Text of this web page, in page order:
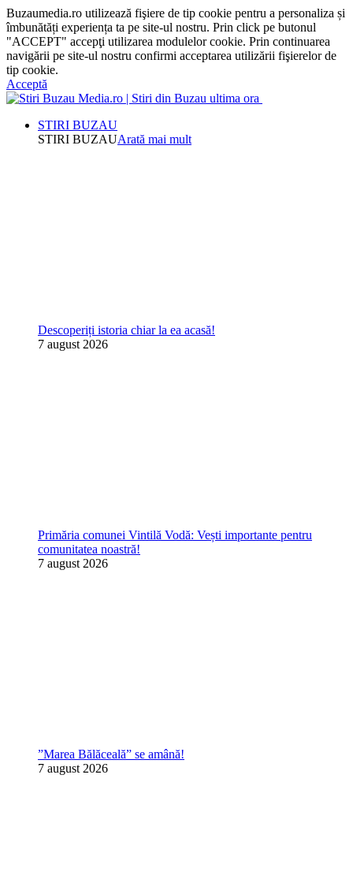
Buzaumedia.ro utilizează fişiere de tip cookie pentru a personaliza și
îmbunătăți experiența ta pe site-ul nostru. Prin click pe butonul
"ACCEPT" accepţi utilizarea modulelor cookie. Prin continuarea
navigării pe site-ul nostru confirmi acceptarea utilizării fişierelor de
tip cookie.
Acceptă
STIRI BUZAU
STIRI BUZAUArată mai mult
Descoperiți istoria chiar la ea acasă!
7 august 2026
Primăria comunei Vintilă Vodă: Vești importante pentru
comunitatea noastră!
7 august 2026
”Marea Bălăceală” se amână!
7 august 2026